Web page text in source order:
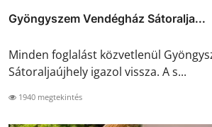
Gyöngyszem Vendégház Sátoralja...
Minden foglalást közvetlenül
Sátoraljaújhely igazol vissza. A s...
1940 megtekintés